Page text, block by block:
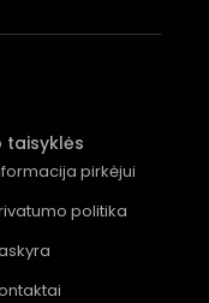
taisyklės
pirkėjui
politika